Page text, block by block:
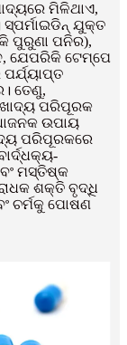
ମିଳିଥାଏ,
ଯୁକ୍ତ
ପୁରୁଣା ପନିର),
ଯେପରିକି ଟେମ୍ପେ
ତେଣୁ,
ଖାଦ୍ୟ ପରିପୂରକ
ଉପାୟ
ପରିପୂରକରେ
ମସ୍ତିଷ୍କ
ଶକ୍ତି ବୃଦ୍ଧି
ଚର୍ମକୁ ପୋଷଣ